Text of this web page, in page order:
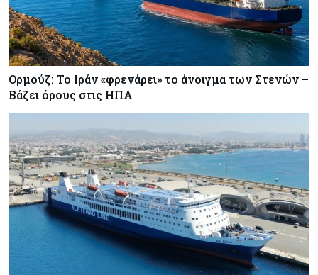
Ορμούζ: Το Ιράν «φρενάρει» το άνοιγμα των Στενών –
Βάζει όρους στις ΗΠΑ